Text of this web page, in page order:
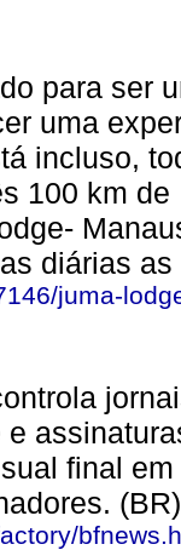
para ser
uma
incluso,
100 km
diárias
juma-
final
(BR)